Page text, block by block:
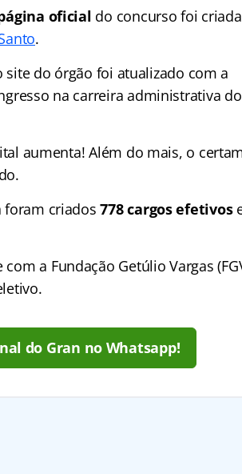
oficial do concurso foi
.
site do órgão foi atualizado com a
na carreira administrativa do
aumenta! Além do mais, o
foram criados 778 cargos efetivos
a Fundação Getúlio Vargas
do Gran no Whatsapp!